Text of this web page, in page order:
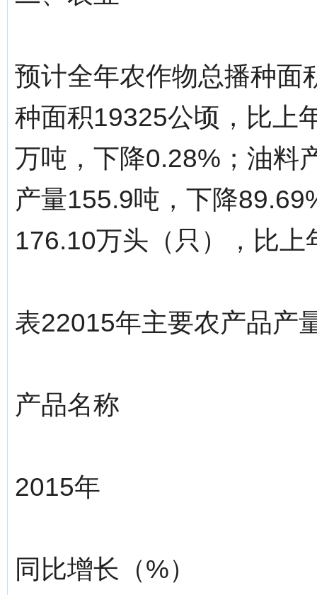
预计全年农作物总播种面
种面积19325公顷，比上
万吨，下降0.28%；油料
产量155.9吨，下降
176.10万头（只），比上
表22015年主要农产品产
产品名称
2015年
同比增长（%）